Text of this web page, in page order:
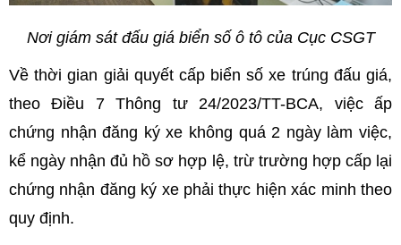
Nơi giám sát đấu giá biển số ô tô của Cục CSGT
Về thời gian giải quyết cấp biển số xe trúng đấu giá,
theo Điều 7 Thông tư 24/2023/TT-BCA, việc ấp
chứng nhận đăng ký xe không quá 2 ngày làm việc,
kể ngày nhận đủ hồ sơ hợp lệ, trừ trường hợp cấp lại
chứng nhận đăng ký xe phải thực hiện xác minh theo
quy định.